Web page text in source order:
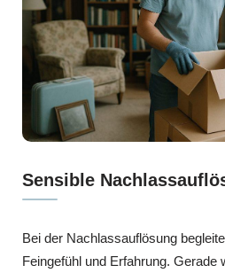
Sensible
Bei der Nachlassauflösung
Feingefühl und Erfahrung. Gerade